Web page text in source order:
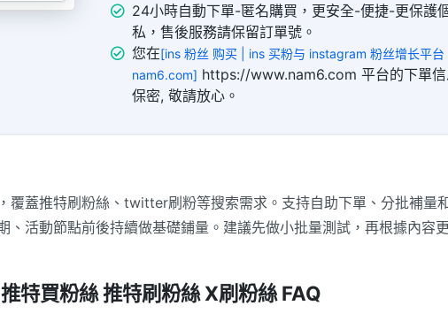
24小時自動下單-匿名購買，更安全-便捷-更保護
私，售後服務請保留訂單號。
您在[ins 粉丝 购买 | ins 买粉与 instagram 粉丝增长平台
nam6.com] https://www.nam6.com 平台的下單信
保密, 敬請放心。
覆蓋推特刷粉絲、twitter刷粉等搜索需求。支持自助下單、分批補量
活動節點前後持續做基礎鋪量。建議先做小批量測試，再根據內容
特買粉絲 推特刷粉絲 X刷粉絲 FAQ